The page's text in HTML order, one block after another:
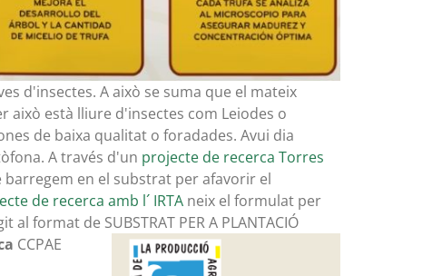
d'insectes. A això se suma que el mateix
està lliure d'insectes com Leiodes o
de baixa qualitat o foradades. Avui dia
A través d'un projecte de recerca Torres
en el substrat per afavorir el
de recerca amb l´ IRTA neix el formulat per
format de SUBSTRAT PER A PLANTACIÓ
CCPAE